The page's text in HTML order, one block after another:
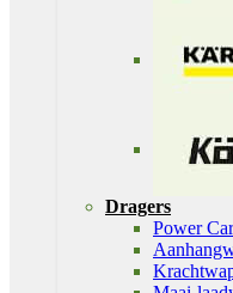
Dragers
Power